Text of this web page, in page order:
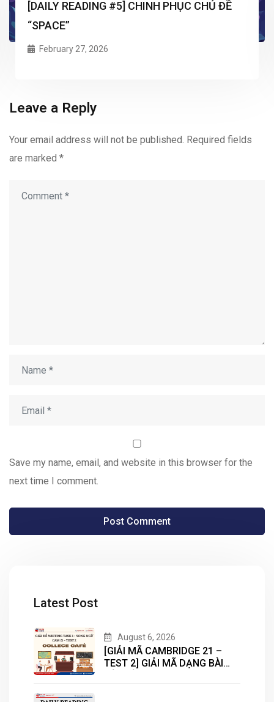
[DAILY READING #5] CHINH PHỤC CHỦ ĐỀ
“SPACE”
February 27, 2026
Leave a Reply
Your email address will not be published. Required fields
are marked *
Save my name, email, and website in this browser for the
next time I comment.
Latest Post
August 6, 2026
[GIẢI MÃ CAMBRIDGE 21 –
TEST 2] GIẢI MÃ DẠNG BÀI